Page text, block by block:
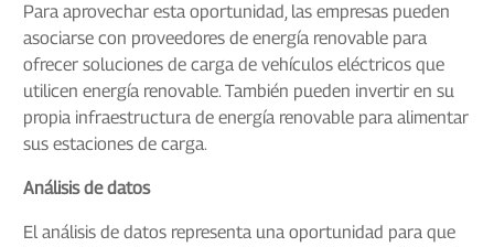
Para aprovechar esta oportunidad, las empresas pueden
asociarse con proveedores de energía renovable para
ofrecer soluciones de carga de vehículos eléctricos que
utilicen energía renovable. También pueden invertir en su
propia infraestructura de energía renovable para alimentar
sus estaciones de carga.
Análisis de datos
El análisis de datos representa una oportunidad para que